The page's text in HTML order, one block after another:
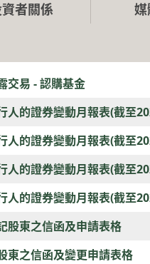
者關係
交易 - 認購基金
人的證券變動月報表(截至
人的證券變動月報表(截至
人的證券變動月報表(截至
人的證券變動月報表(截至
股東之信函及申請表格
東之信函及變更申請表格